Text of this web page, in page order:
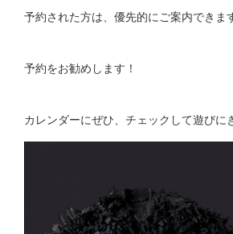
予約された方は、優先的にご案内できま
予約をお勧めします！
カレンダーにぜひ、チェックして遊びに